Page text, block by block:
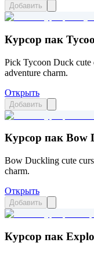
Добавить
Курсор пак
Pick Tycoon Duck cute
adventure charm.
Открыть
Добавить
Курсор пак Bow
Bow Duckling cute
charm.
Открыть
Добавить
Курсор пак